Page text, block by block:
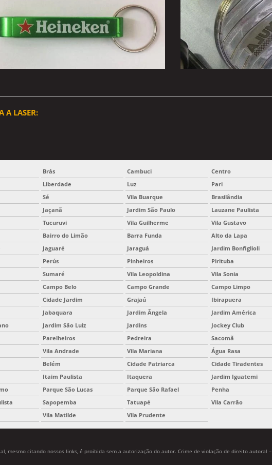
A LASER:
Brás Cambuci
Centro
Liberdade Luz
Pari
Sé Vila Buarque
Brasilândia
Jaçanã Jardim São Paulo
Lauzane Paulista
Tucuruvi Vila Guilherme
Vila Gustavo
Bairro do Limão Barra Funda
Alto da Lapa
Jaguaré Jaraguá
Jardim Bonfiglioli
Perús Pinheiros
Pirituba
Sumaré Vila Leopoldina
Vila Sonia
Campo Belo Campo Grande
Campo Limpo
Cidade Jardim Grajaú
Ibirapuera
Jabaquara Jardim Ângela
Jardim América
Jardim São Luiz Jardins
Jockey Club
Parelheiros Pedreira
Sacomã
Vila Andrade Vila Mariana
Água Rasa
Belém Cidade Patriarca
Cidade Tiradentes
Itaim Paulista Itaquera
Jardim Iguatemi
Parque São Lucas Parque São Rafael
Penha
Sapopemba Tatuapé
Vila Carrão
Vila Matilde Vila Prudente
mesmo citando nossos links, é proibida sem a autorização do autor. Crime de violação de direito autoral